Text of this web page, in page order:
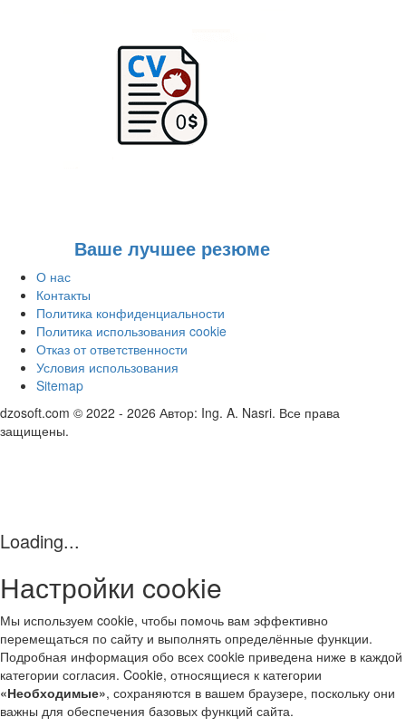
Ваше лучшее резюме
О нас
Контакты
Политика конфиденциальности
Политика использования cookie
Отказ от ответственности
Условия использования
Sitemap
dzosoft.com © 2022 - 2026 Автор: Ing. A. Nasri. Все права
защищены.
Loading...
Настройки cookie
Мы используем cookie, чтобы помочь вам эффективно
перемещаться по сайту и выполнять определённые функции.
Подробная информация обо всех cookie приведена ниже в каждой
категории согласия. Cookie, относящиеся к категории
«Необходимые», сохраняются в вашем браузере, поскольку они
важны для обеспечения базовых функций сайта.